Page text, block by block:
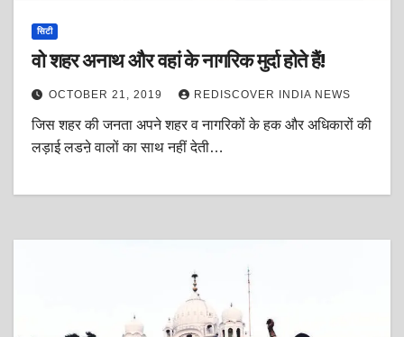
सिटी
वो शहर अनाथ और वहां के नागरिक मुर्दा होते हैं!
OCTOBER 21, 2019 REDISCOVER INDIA NEWS
जिस शहर की जनता अपने शहर व नागरिकों के हक और अधिकारों की
लड़ाई लडऩे वालों का साथ नहीं देती…